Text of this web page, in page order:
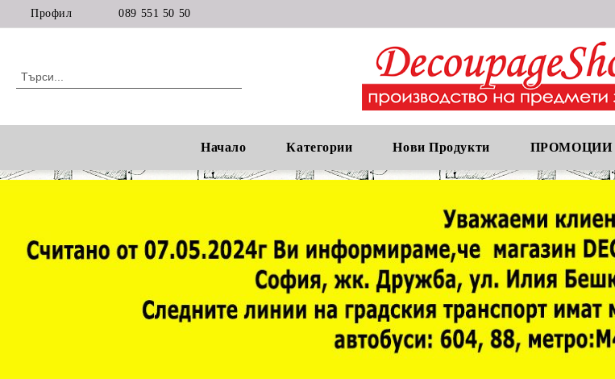
Профил 089 551 50 50
Начало Категории Нови Продукти ПРОМОЦИИ